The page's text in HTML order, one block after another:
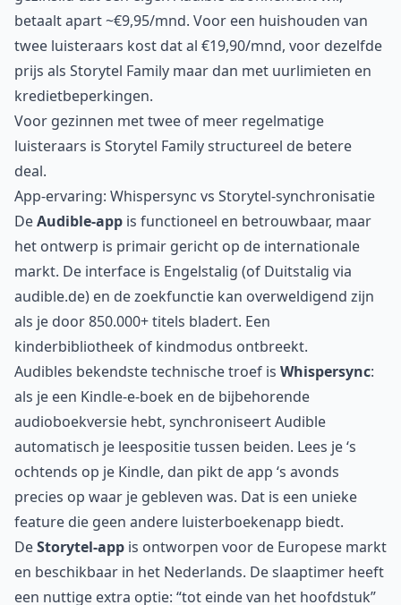
betaalt apart ~€9,95/mnd. Voor een huishouden van
twee luisteraars kost dat al €19,90/mnd, voor dezelfde
prijs als Storytel Family maar dan met uurlimieten en
kredietbeperkingen.
Voor gezinnen met twee of meer regelmatige
luisteraars is Storytel Family structureel de betere
deal.
App-ervaring: Whispersync vs Storytel-synchronisatie
DeAudible-app is functioneel en betrouwbaar, maar
het ontwerp is primair gericht op de internationale
markt. De interface is Engelstalig (of Duitstalig via
audible.de) en de zoekfunctie kan overweldigend zijn
als je door 850.000+ titels bladert. Een
kinderbibliotheek of kindmodus ontbreekt.
Audibles bekendste technische troef is Whispersync:
als je een Kindle-e-boek en de bijbehorende
audioboekversie hebt, synchroniseert Audible
automatisch je leespositie tussen beiden. Lees je ‘s
ochtends op je Kindle, dan pikt de app ‘s avonds
precies op waar je gebleven was. Dat is een unieke
feature die geen andere luisterboekenapp biedt.
DeStorytel-app is ontworpen voor de Europese markt
en beschikbaar in het Nederlands. De slaaptimer heeft
een nuttige extra optie: “tot einde van het hoofdstuk”